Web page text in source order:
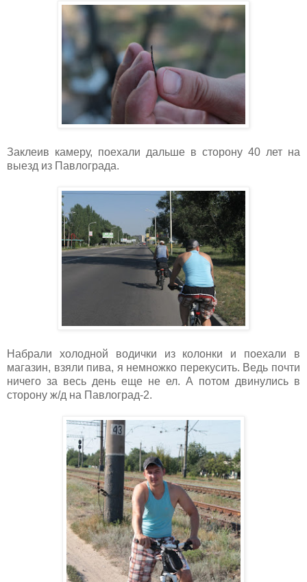
Заклеив камеру, поехали дальше в сторону 40 лет на
выезд из Павлограда.
Набрали холодной водички из колонки и поехали в
магазин, взяли пива, я немножко перекусить. Ведь почти
ничего за весь день еще не ел. А потом двинулись в
сторону ж/д на Павлоград-2.